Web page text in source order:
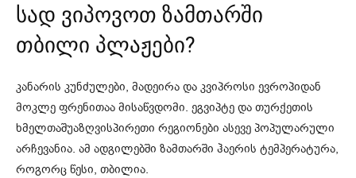
სად ვიპოვოთ ზამთარში
თბილი პლაჟები?
კანარის კუნძულები, მადეირა და კვიპროსი ევროპიდან
მოკლე ფრენითაა მისაწვდომი. ეგვიპტე და თურქეთის
ხმელთაშუაზღვისპირეთი რეგიონები ასევე პოპულარული
არჩევანია. ამ ადგილებში ზამთარში ჰაერის ტემპერატურა,
როგორც წესი, თბილია.